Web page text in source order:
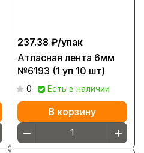
237.38 ₽/упак
Атласная лента 6мм
№6193 (1 уп 10 шт)
0 Есть в наличии
В корзину